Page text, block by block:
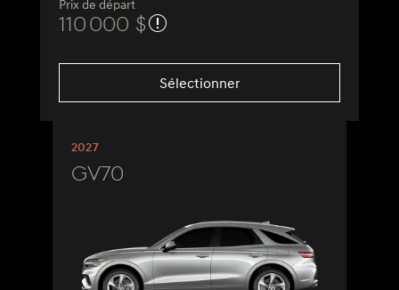
Prix de départ
110 000 $
Sélectionner
2027
GV70